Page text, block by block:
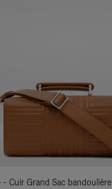
- Cuir Grand Sac bandoulière